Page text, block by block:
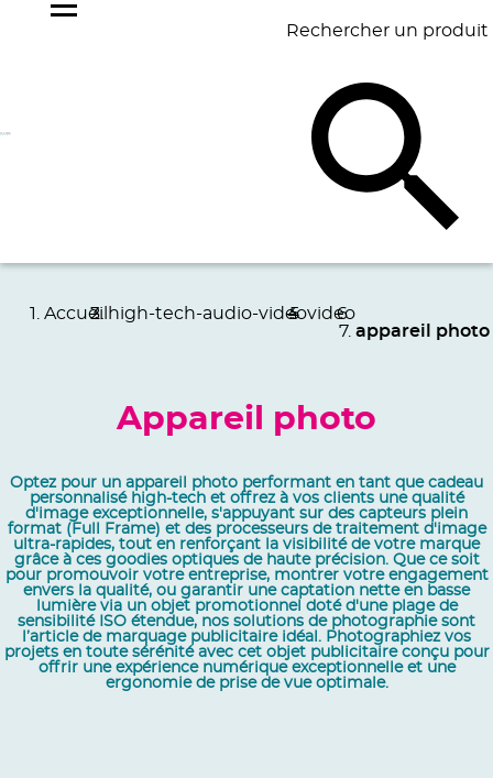
Rechercher un produit
BAGAGERIE BUREAU
Accueil high-tech-audio-videovideo
appareil photo
Appareil photo
Optez pour un appareil photo performant en tant que cadeau
personnalisé high-tech et offrez à vos clients une qualité
d'image exceptionnelle, s'appuyant sur des capteurs plein
format (Full Frame) et des processeurs de traitement d'image
ultra-rapides, tout en renforçant la visibilité de votre marque
grâce à ces goodies optiques de haute précision. Que ce soit
pour promouvoir votre entreprise, montrer votre engagement
envers la qualité, ou garantir une captation nette en basse
lumière via un objet promotionnel doté d'une plage de
sensibilité ISO étendue, nos solutions de photographie sont
l’article de marquage publicitaire idéal. Photographiez vos
projets en toute sérénité avec cet objet publicitaire conçu pour
offrir une expérience numérique exceptionnelle et une
ergonomie de prise de vue optimale.